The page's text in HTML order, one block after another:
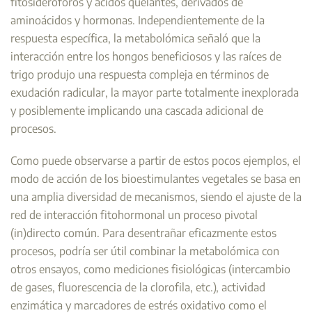
aminoácidos y hormonas. Independientemente de la
respuesta específica, la metabolómica señaló que la
interacción entre los hongos beneficiosos y las raíces de
trigo produjo una respuesta compleja en términos de
exudación radicular, la mayor parte totalmente inexplorada
y posiblemente implicando una cascada adicional de
procesos.
Como puede observarse a partir de estos pocos ejemplos, el
modo de acción de los bioestimulantes vegetales se basa en
una amplia diversidad de mecanismos, siendo el ajuste de la
red de interacción fitohormonal un proceso pivotal
(in)directo común. Para desentrañar eficazmente estos
procesos, podría ser útil combinar la metabolómica con
otros ensayos, como mediciones fisiológicas (intercambio
de gases, fluorescencia de la clorofila, etc.), actividad
enzimática y marcadores de estrés oxidativo como el